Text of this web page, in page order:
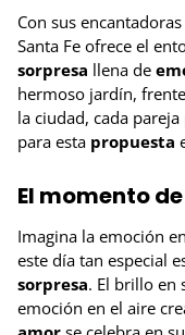
Con sus
Santa Fe ofrece el
sorpresa llena de
hermoso jardín,
la ciudad, cada
para esta propuesta
El momento
Imagina la emoción
este día tan especial
sorpresa. El brillo en
emoción en el aire